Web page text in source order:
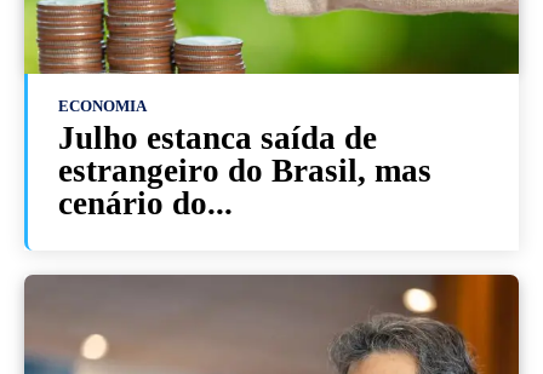
ECONOMIA
Julho estanca saída de
estrangeiro do Brasil, mas
cenário do...